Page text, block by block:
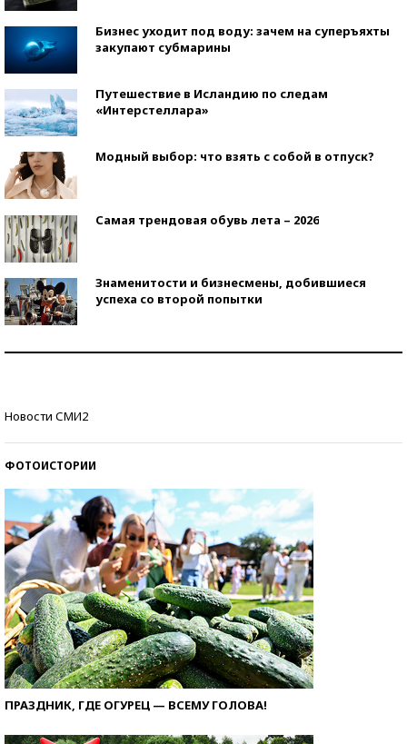
Бизнес уходит под воду: зачем на суперъяхты
закупают субмарины
Путешествие в Исландию по следам
«Интерстеллара»
Модный выбор: что взять с собой в отпуск?
Самая трендовая обувь лета – 2026
Знаменитости и бизнесмены, добившиеся
успеха со второй попытки
Новости СМИ2
ФОТОИСТОРИИ
ПРАЗДНИК, ГДЕ ОГУРЕЦ — ВСЕМУ ГОЛОВА!